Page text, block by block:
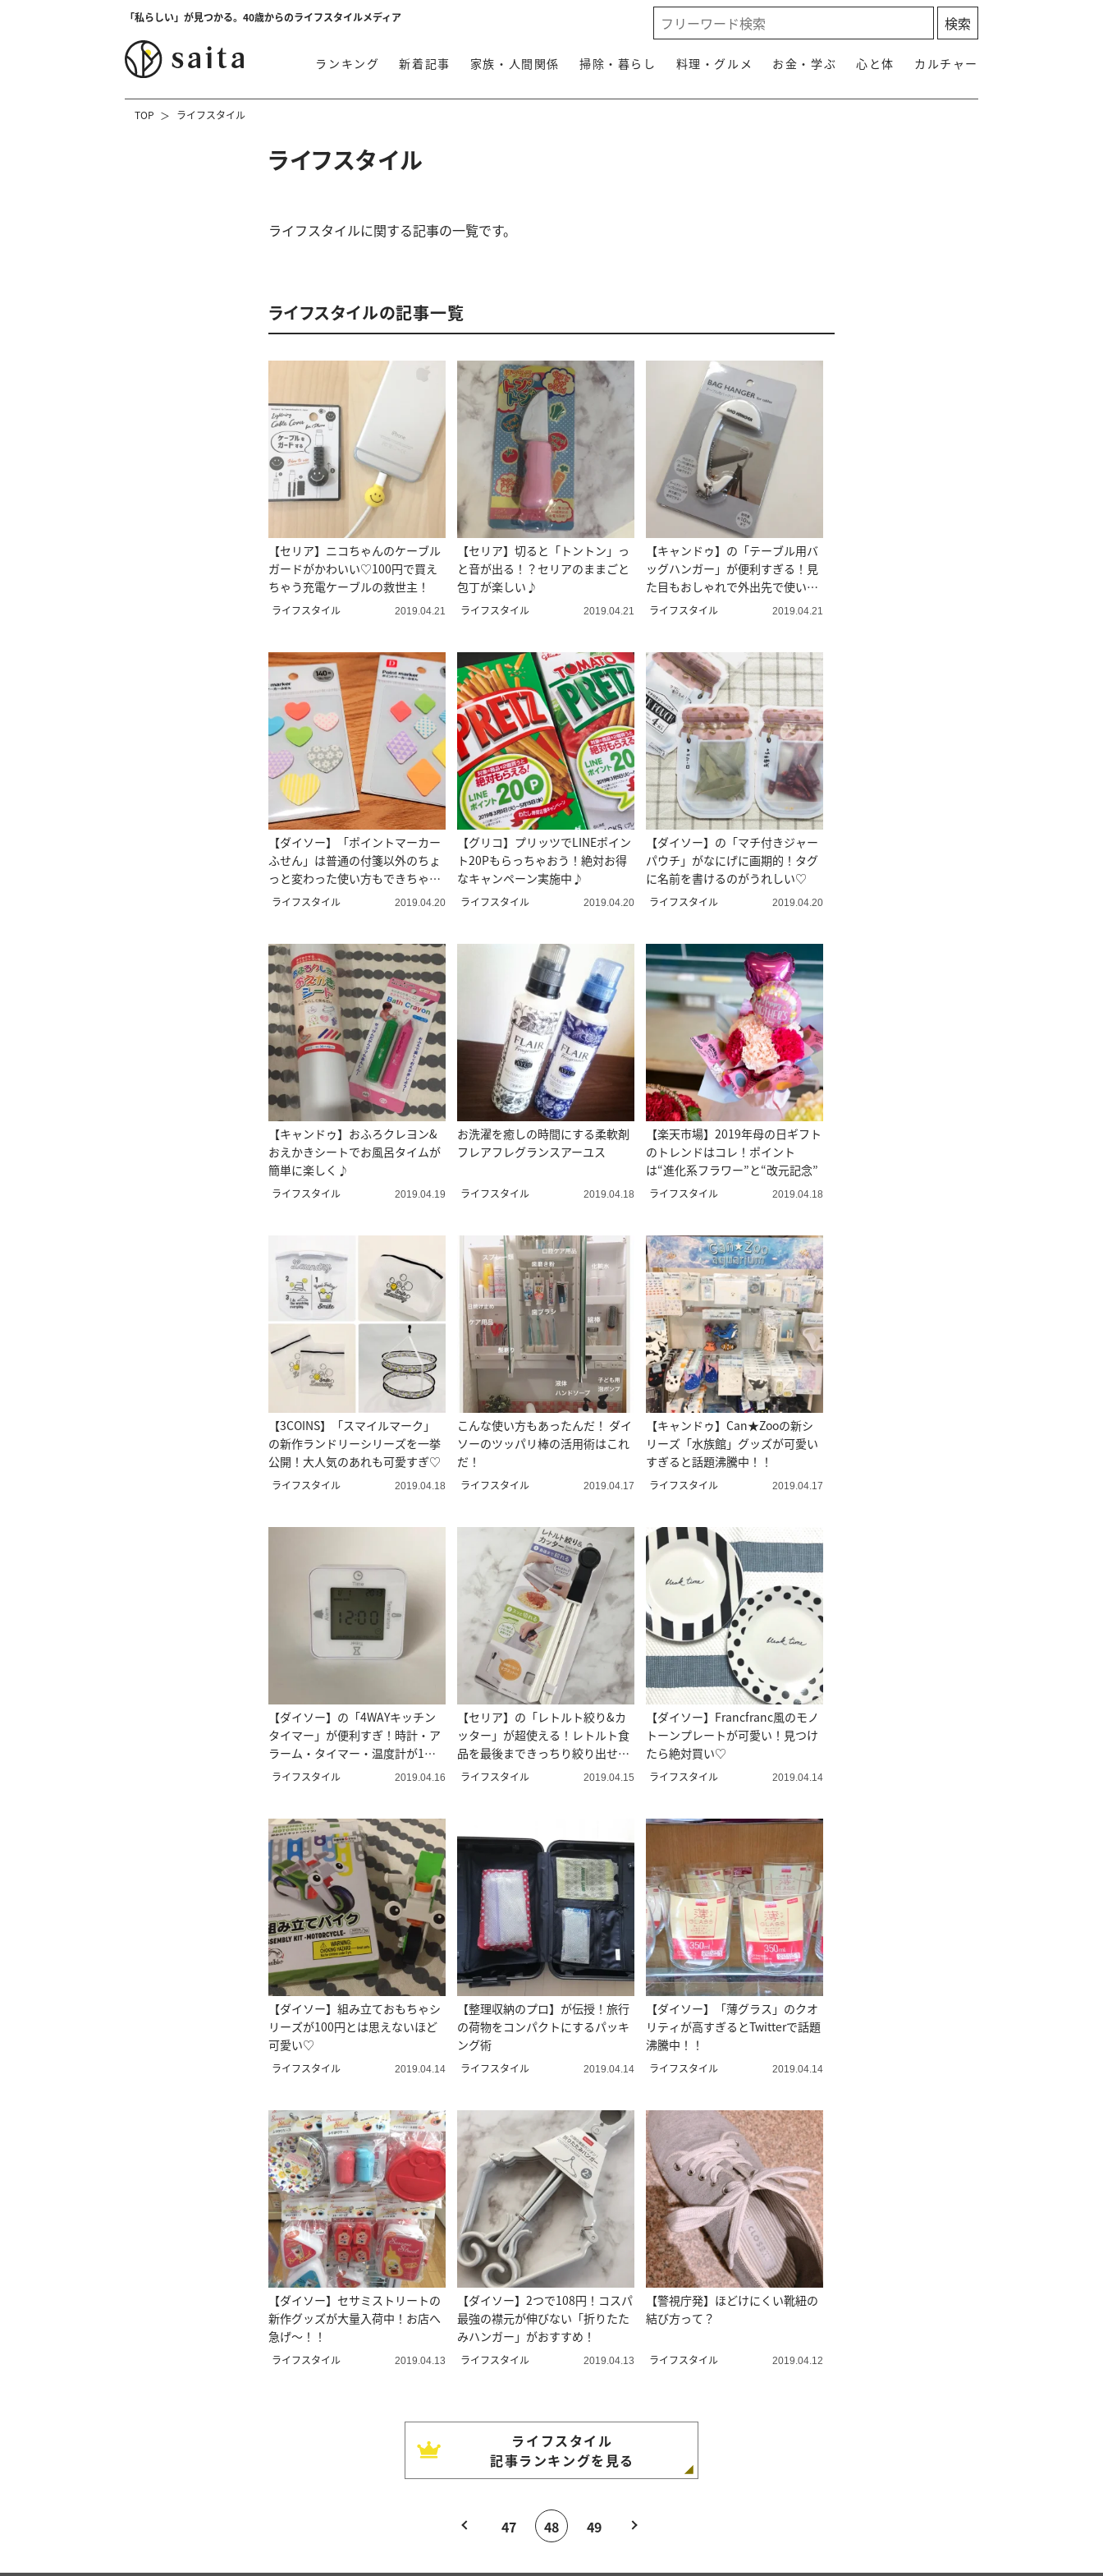
「私らしい」が見つかる。40歳からのライフスタイルメディア
ランキング 新着記事 家族・人間関係 掃除・暮らし 料理・グルメ お金・学ぶ 心と体 カルチャー
TOP ライフスタイル
ライフスタイル
ライフスタイルに関する記事の一覧です。
ライフスタイルの記事一覧
【セリア】ニコちゃんのケーブル
ガードがかわいい♡100円で買え
ちゃう充電ケーブルの救世主！
ライフスタイル 2019.04.21
【セリア】切ると「トントン」っ
と音が出る！？セリアのままごと
包丁が楽しい♪
ライフスタイル 2019.04.21
【キャンドゥ】の「テーブル用バ
ッグハンガー」が便利すぎる！見
た目もおしゃれで外出先で使いや
すい♪
ライフスタイル 2019.04.21
【ダイソー】「ポイントマーカー
ふせん」は普通の付箋以外のちょ
っと変わった使い方もできちゃう
♡
ライフスタイル 2019.04.20
【グリコ】プリッツでLINEポイン
ト20Pもらっちゃおう！絶対お得
なキャンペーン実施中♪
ライフスタイル 2019.04.20
【ダイソー】の「マチ付きジャー
パウチ」がなにげに画期的！タグ
に名前を書けるのがうれしい♡
ライフスタイル 2019.04.20
【キャンドゥ】おふろクレヨン&
おえかきシートでお風呂タイムが
簡単に楽しく♪
ライフスタイル 2019.04.19
お洗濯を癒しの時間にする柔軟剤
フレアフレグランスアーユス
ライフスタイル 2019.04.18
【楽天市場】2019年母の日ギフト
のトレンドはコレ！ポイント
は“進化系フラワー”と“改元記念”
ライフスタイル 2019.04.18
【3COINS】「スマイルマーク」
の新作ランドリーシリーズを一挙
公開！大人気のあれも可愛すぎ♡
ライフスタイル 2019.04.18
こんな使い方もあったんだ！ ダイ
ソーのツッパリ棒の活用術はこれ
だ！
ライフスタイル 2019.04.17
【キャンドゥ】Can★Zooの新シ
リーズ「水族館」グッズが可愛い
すぎると話題沸騰中！！
ライフスタイル 2019.04.17
【ダイソー】の「4WAYキッチン
タイマー」が便利すぎ！時計・ア
ラーム・タイマー・温度計が1つ
に！！
ライフスタイル 2019.04.16
【セリア】の「レトルト絞り&カ
ッター」が超使える！レトルト食
品を最後まできっちり絞り出せる
♪
ライフスタイル 2019.04.15
【ダイソー】Francfranc風のモノ
トーンプレートが可愛い！見つけ
たら絶対買い♡
ライフスタイル 2019.04.14
【ダイソー】組み立ておもちゃシ
リーズが100円とは思えないほど
可愛い♡
ライフスタイル 2019.04.14
【整理収納のプロ】が伝授！旅行
の荷物をコンパクトにするパッキ
ング術
ライフスタイル 2019.04.14
【ダイソー】「薄グラス」のクオ
リティが高すぎるとTwitterで話題
沸騰中！！
ライフスタイル 2019.04.14
【ダイソー】セサミストリートの
新作グッズが大量入荷中！お店へ
急げ～！！
ライフスタイル 2019.04.13
【ダイソー】2つで108円！コスパ
最強の襟元が伸びない「折りたた
みハンガー」がおすすめ！
ライフスタイル 2019.04.13
【警視庁発】ほどけにくい靴紐の
結び方って？
ライフスタイル 2019.04.12
ライフスタイル
記事ランキングを見る
47 48 49